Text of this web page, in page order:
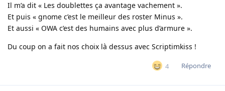
Il m’a dit « Les doublettes ça avantage vachement ».
Et puis « gnome c’est le meilleur des roster Minus ».
Et aussi « OWA c’est des humains avec plus d’armure ».
Du coup on a fait nos choix là dessus avec Scriptimkiss !
4 Répondre